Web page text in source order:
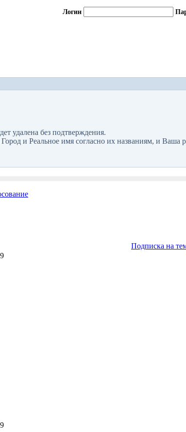
Логин
удалена без подтверждения.
и Реальное имя согласно их названиям, и Ваша
Подписка на